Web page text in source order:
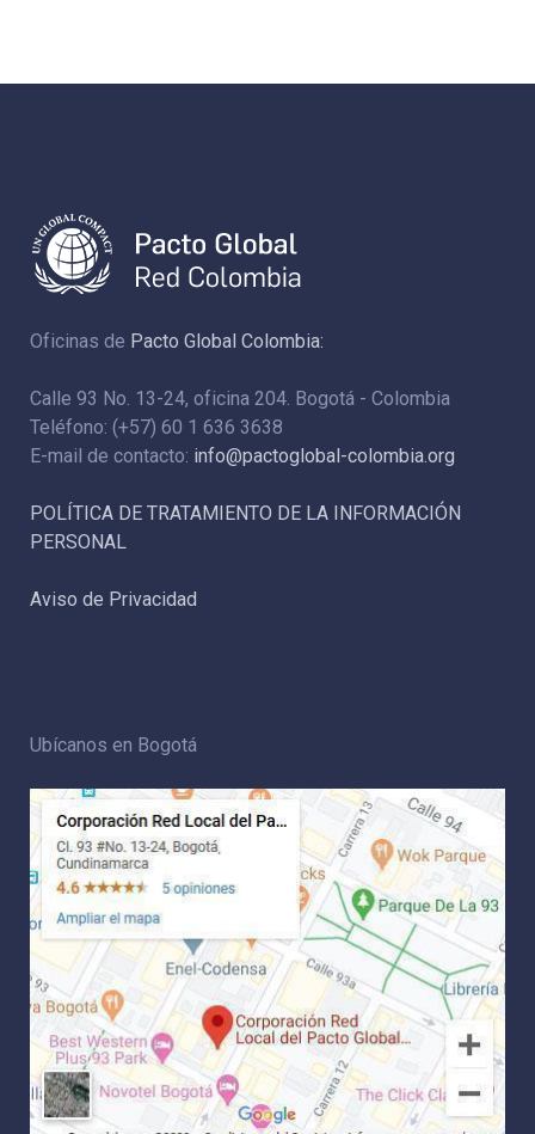
Oficinas de Pacto Global Colombia:
Calle 93 No. 13-24, oficina 204. Bogotá - Colombia
Teléfono: (+57) 60 1 636 3638
E-mail de contacto: info@pactoglobal-colombia.org
POLÍTICA DE TRATAMIENTO DE LA INFORMACIÓN
PERSONAL
Aviso de Privacidad
Ubícanos en Bogotá